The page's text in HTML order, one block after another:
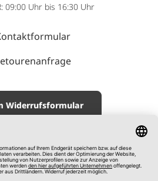
09:00 Uhr bis 16:30 Uhr
Widerrufsformular
Impressum
AGB